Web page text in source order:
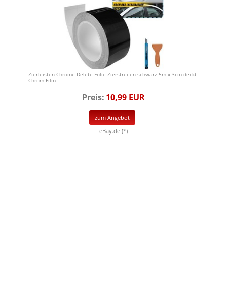
Zierleisten Chrome Delete Folie Zierstreifen schwarz 5m x 3cm deckt
Chrom Film
Preis: 10,99 EUR
zum Angebot
eBay.de (*)